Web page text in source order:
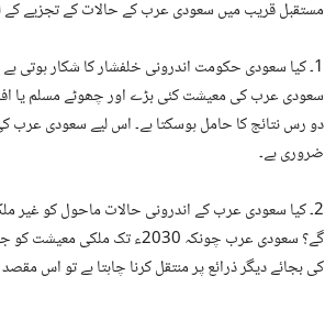
مستقبل قریب میں سعودی عرب کے حالات کے تجزیے کے
1۔ کیا سعودی حکومت اندرونی خلفشار کا شکار ہوتی
سعودی عرب کی معیشت کئی بڑے اور چھوٹے مسلم یا
دو رس نتائج کا حامل ہوسکتا ہے۔ اس لیے سعودی
ضروری ہے۔
2۔ کیا سعودی عرب کے اندرونی حالات ماحول کو غیر
گے؟ سعودی عرب چونکہ 2030ء
کی بجائے دیگر ذرائع پر منتقل کرنا چاہتا ہے تو اس